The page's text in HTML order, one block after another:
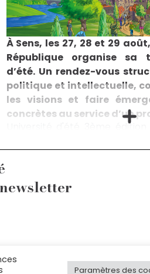
À Sens, les 27, 28 et 29
République organise sa
d’été. Un rendez-vous
politique et intellectuelle,
les visions et faire
concrètes au service d’un
Université d'été 3ème édition Faire sens ensemble
Du 27 au 29 août 2026, le
une projection-débat,
d'échanges et de réflexion,
et de réfléchir
Paramètres des